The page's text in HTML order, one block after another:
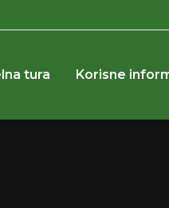
tura Korisne